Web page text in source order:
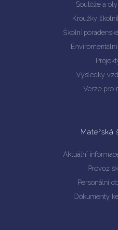
Soutěže a
Kroužky
Školní
Výsledky
Verze pro
Mateřská
Aktuální
Provoz
Personální
Dokumenty